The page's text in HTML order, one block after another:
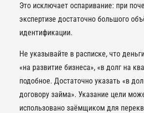
Это исключает оспаривание: при
экспертизе достаточно большого
идентификации.
Не указывайте в расписке, что
«на развитие бизнеса», «в долг на
подобное. Достаточно указать «в
договору займа». Указание цели
использовано заёмщиком для